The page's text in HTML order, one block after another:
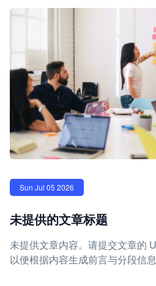
Sun Jul 05 2026
未提供的文章标题
未提供文章内容。请提交文章的
以便根据内容生成前言与分段信息